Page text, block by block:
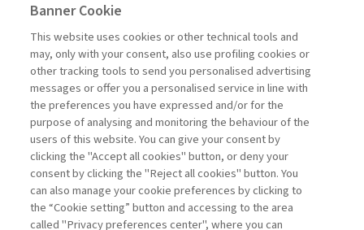
E&MPODCAST
RIPENSARE L’INNOVAZIONE: LE
SFIDE ...
di Paola Cillo
La consultazione dei libri è riservata esclusivamente
agli abbonati Premium
Banner Cookie
This website uses cookies or other technical tools and
may, only with your consent, also use profiling cookies or
other tracking tools to send you personalised advertising
messages or offer you a personalised service in line with
the preferences you have expressed and/or for the
purpose of analysing and monitoring the behaviour of the
users of this website. You can give your consent by
clicking the "Accept all cookies" button, or deny your
consent by clicking the "Reject all cookies" button. You
can also manage your cookie preferences by clicking to
the “Cookie setting” button and accessing to the area
called "Privacy preferences center", where you can